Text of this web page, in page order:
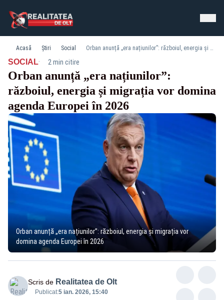
Acasă Știri Social Orban anunță „era națiunilor”: războiul, energia și migrația vor domina agenda Europei în 2026
SOCIAL· 2 min citire
Orban anunță „era națiunilor”:
războiul, energia și migrația vor domina
agenda Europei în 2026
Orban anunță „era națiunilor”: războiul, energia și migrația vor
domina agenda Europei în 2026
Scris de Realitatea de Olt
Publicat:5 ian. 2026, 15:40